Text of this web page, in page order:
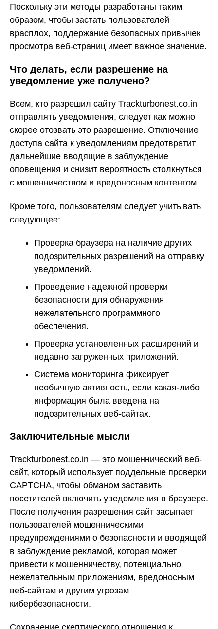
Поскольку эти методы разработаны таким
образом, чтобы застать пользователей
врасплох, поддержание безопасных привычек
просмотра веб-страниц имеет важное значение.
Что делать, если разрешение на
уведомление уже получено?
Всем, кто разрешил сайту Trackturbonest.co.in
отправлять уведомления, следует как можно
скорее отозвать это разрешение. Отключение
доступа сайта к уведомлениям предотвратит
дальнейшие вводящие в заблуждение
оповещения и снизит вероятность столкнуться
с мошенничеством и вредоносным контентом.
Кроме того, пользователям следует учитывать
следующее:
Проверка браузера на наличие других
подозрительных разрешений на отправку
уведомлений.
Проведение надежной проверки
безопасности для обнаружения
нежелательного программного
обеспечения.
Проверка установленных расширений и
недавно загруженных приложений.
Система мониторинга фиксирует
необычную активность, если какая-либо
информация была введена на
подозрительных веб-сайтах.
Заключительные мысли
Trackturbonest.co.in — это мошеннический веб-
сайт, который использует поддельные проверки
CAPTCHA, чтобы обманом заставить
посетителей включить уведомления в браузере.
После получения разрешения сайт засыпает
пользователей мошенническими
предупреждениями о безопасности и вводящей
в заблуждение рекламой, которая может
привести к мошенничеству, потенциально
нежелательным приложениям, вредоносным
веб-сайтам и другим угрозам
кибербезопасности.